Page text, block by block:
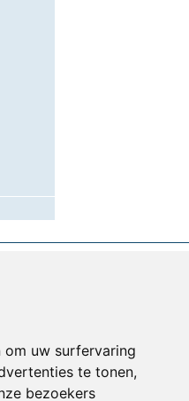
om uw surfervaring
te tonen,
bezoekers